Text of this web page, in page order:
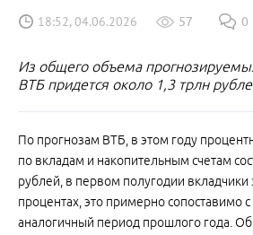
18:52, 04.06.2026 57 0
Из общего объема
ВТБ придется около 1,3 трлн
По прогнозам ВТБ, в этом году
по вкладам и накопительным счетам
рублей, в первом полугодии вкладчики
процентах, это примерно сопоставимо
аналогичный период прошлого года.